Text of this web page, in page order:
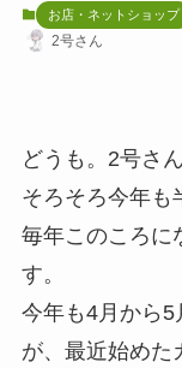
お店・ネットショップ
2号さん
どうも。2号さん
そろそろ今年も
毎年このころに
す。
今年も4月から5
が、最近始めた